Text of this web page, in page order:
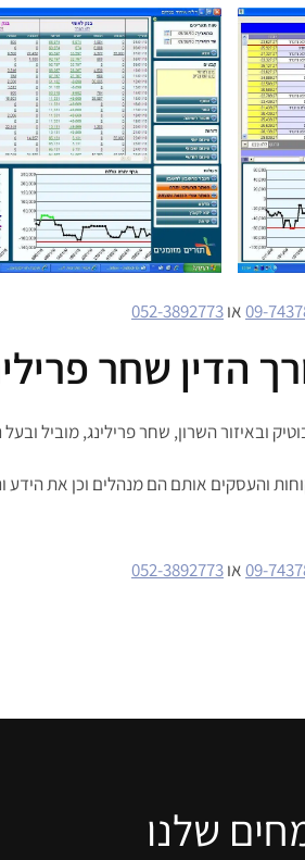
או052-3892773
הדין שחר
ובאיזור השרון, שחר פרילינג, מוביל ובעל
והעסקים אותם הם מנהלים וכן את הידע
או052-3892773
שלנו